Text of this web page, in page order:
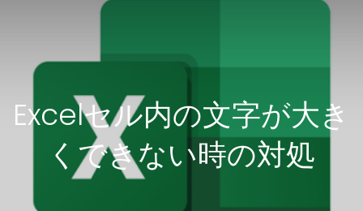
Excelセル内の文字が大き
くできない時の対処